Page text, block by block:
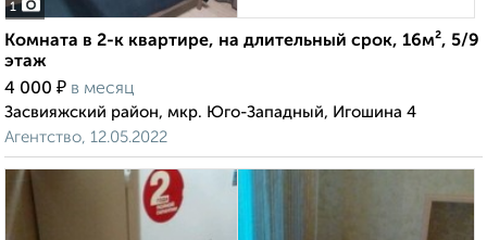
1
Комната в 2-к квартире, на длительный срок, 16м², 5/9
этаж
4 000 ₽ в месяц
Засвияжский район, мкр. Юго-Западный, Игошина 4
Агентство, 12.05.2022